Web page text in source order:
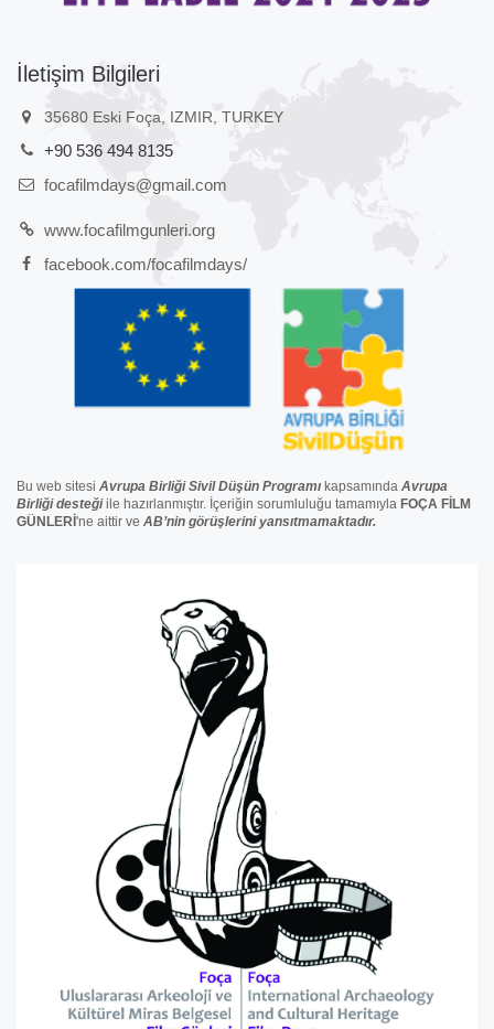
İletişim Bilgileri
35680 Eski Foça, IZMIR, TURKEY
+90 536 494 8135
focafilmdays@gmail.com
www.focafilmgunleri.org
facebook.com/focafilmdays/
Bu web sitesi Avrupa Birliği Sivil Düşün Programı kapsamında Avrupa
Birliğidesteğiile hazırlanmıştır. İçeriğin sorumluluğu tamamıyla FOÇA FİLM
GÜNLERİ 'ne aittir ve AB’nin görüşlerini yansıtmamaktadır.